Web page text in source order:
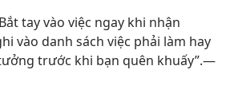
tay vào việc ngay khi nhận
vào danh sách việc phải làm hay
trước khi bạn quên khuấy”.​—